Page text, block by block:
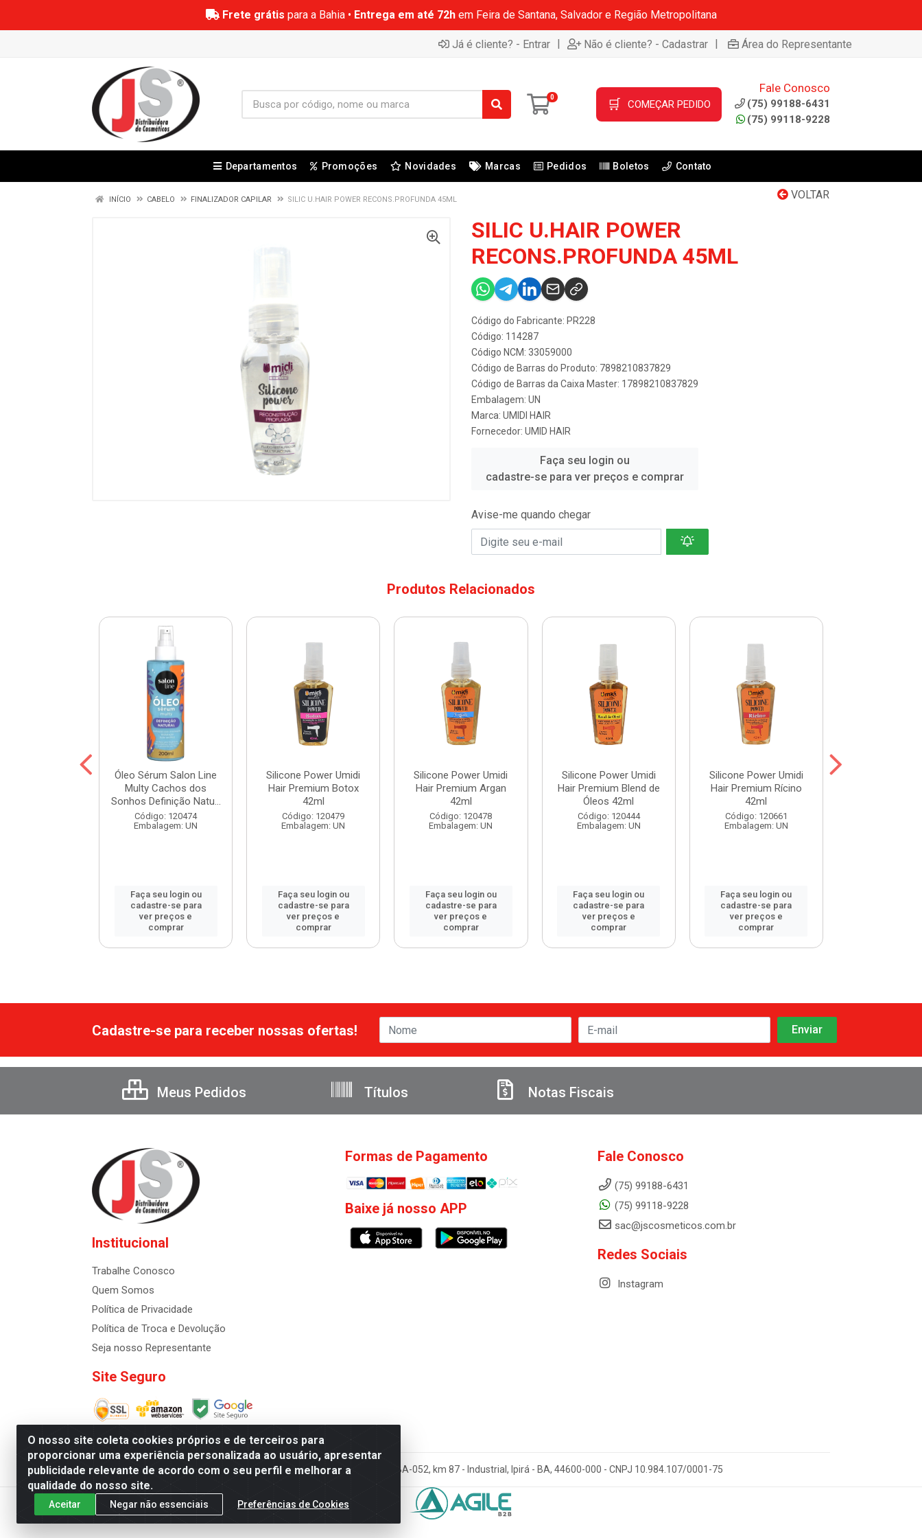
Frete grátis para a Bahia • Entrega em até 72hem Feira de Santana, Salvador e Região Metropolitana
Já é cliente? - Entrar | Não é cliente? - Cadastrar | Área do Representante
0 🛒 COMEÇAR PEDIDO
Fale Conosco
(75) 99188-6431
(75) 99118-9228
Departamentos Promoções Novidades Marcas Pedidos Boletos Contato
VOLTAR
INÍCIO CABELO FINALIZADOR CAPILAR SILIC U.HAIR POWER RECONS.PROFUNDA 45ML
SILIC U.HAIR POWER
RECONS.PROFUNDA 45ML
Código do Fabricante: PR228
Código: 114287
Código NCM: 33059000
Código de Barras do Produto: 7898210837829
Código de Barras da Caixa Master: 17898210837829
Embalagem: UN
Marca: UMIDI HAIR
Fornecedor: UMID HAIR
Faça seu login ou
cadastre-se para ver preços e comprar
Avise-me quando chegar
Produtos Relacionados
Óleo Sérum Salon Line
Multy Cachos dos
Sonhos Definição Natu...
Código: 120474
Embalagem: UN
Faça seu login ou
cadastre-se para
ver preços e
comprar
Silicone Power Umidi
Hair Premium Botox
42ml
Código: 120479
Embalagem: UN
Faça seu login ou
cadastre-se para
ver preços e
comprar
Silicone Power Umidi
Hair Premium Argan
42ml
Código: 120478
Embalagem: UN
Faça seu login ou
cadastre-se para
ver preços e
comprar
Silicone Power Umidi
Hair Premium Blend de
Óleos 42ml
Código: 120444
Embalagem: UN
Faça seu login ou
cadastre-se para
ver preços e
comprar
Silicone Power Umidi
Hair Premium Rícino
42ml
Código: 120661
Embalagem: UN
Faça seu login ou
cadastre-se para
ver preços e
comprar
O nosso site coleta cookies próprios e de terceiros para
proporcionar uma experiência personalizada ao usuário, apresentar
publicidade relevante de acordo com o seu perfil e melhorar a
qualidade do nosso site.
Aceitar Negar não essenciais Preferências de Cookies
Cadastre-se para receber nossas ofertas!
Meus Pedidos Títulos Notas Fiscais
Institucional
Trabalhe Conosco
Quem Somos
Política de Privacidade
Política de Troca e Devolução
Seja nosso Representante
Site Seguro
Formas de Pagamento
Baixe já nosso APP
Fale Conosco
(75) 99188-6431
(75) 99118-9228
sac@jscosmeticos.com.br
Redes Sociais
Instagram
Distribuidora de Cosméticos Antoneto LTDA - BA-052, km 87 - Industrial, Ipirá - BA, 44600-000 - CNPJ 10.984.107/0001-75